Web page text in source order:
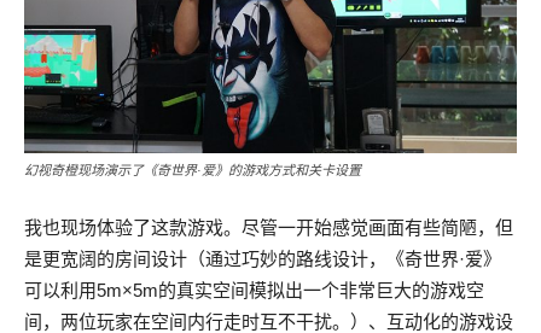
幻视奇橙现场演示了《奇世界·爱》的游戏方式和关卡设置
我也现场体验了这款游戏。尽管一开始感觉画面有些简陋，但
是更宽阔的房间设计（通过巧妙的路线设计，《奇世界·爱》
可以利用5m×5m的真实空间模拟出一个非常巨大的游戏空
间，两位玩家在空间内行走时互不干扰。）、互动化的游戏设